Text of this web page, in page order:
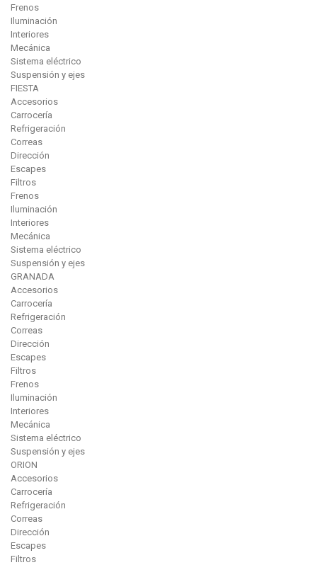
Frenos
Iluminación
Interiores
Mecánica
Sistema eléctrico
Suspensión y ejes
FIESTA
Accesorios
Carrocería
Refrigeración
Correas
Dirección
Escapes
Filtros
Frenos
Iluminación
Interiores
Mecánica
Sistema eléctrico
Suspensión y ejes
GRANADA
Accesorios
Carrocería
Refrigeración
Correas
Dirección
Escapes
Filtros
Frenos
Iluminación
Interiores
Mecánica
Sistema eléctrico
Suspensión y ejes
ORION
Accesorios
Carrocería
Refrigeración
Correas
Dirección
Escapes
Filtros